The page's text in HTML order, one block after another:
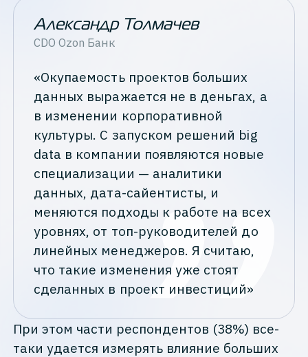
Александр Толмачев
CDO Ozon Банк
«Окупаемость проектов больших
данных выражается не в деньгах, а
в изменении корпоративной
культуры. С запуском решений big
data в компании появляются новые
специализации — аналитики
данных, дата-сайентисты, и
меняются подходы к работе на всех
уровнях, от топ-руководителей до
линейных менеджеров. Я считаю,
что такие изменения уже стоят
сделанных в проект инвестиций»
При этом части респондентов (38%) все-
таки удается измерять влияние больших